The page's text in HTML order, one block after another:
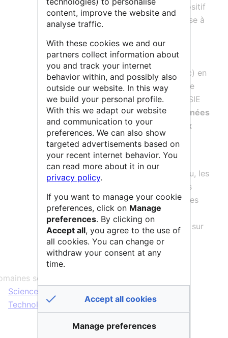
d'eau et d'assainissement, est un dispositif
créé par l'État pour le partage et la mise à
secteur public. Système d'information
conçu pour répondre aux besoins des
parties prenantes (dont le grand public) en
matière d'information environnementale
publique dans le domaine de l'eau. Le SIE
recueille, bancarise et diffuse les données
et les indicateurs sur l'eau,les milieux
aquatiqueset leurs usages.
Plus de 50 millions de données sur l’eau, les
milieux aquatiques, les services publics
d’eau et d’assainissement sont collectées
chaque année dans le système
d’information sur l’eau,SIE, et diffusées sur
le portailwww.eaufrance.fr .
scientifiques :
Sciences Humaines & Sociales
Technologies
Vie & Santé
content, improve the website and
analyse traffic.
With these cookies we and our
partners collect information about
you and track your internet
behavior within, and possibly also
outside our website. In this way
we build your personal profile.
With this we adapt our website
and communication to your
preferences. We can also show
targeted advertisements based on
your recent internet behavior. You
can read more about it in our
privacy policy.
If you want to manage your cookie
preferences, click on Manage
preferences. By clicking on
Accept all, you agree to the use of
all cookies. You can change or
withdraw your consent at any
time.
Accept all cookies
Manage preferences